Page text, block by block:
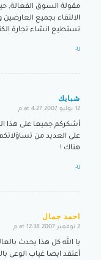
مقولة السوق الفعالة,
الالتقاء بجميع
تستطيع انشاء تجارة
رد
شبايك
says:
12 يوليو 2007 at 4:27 م
أشكركم جميعا على هذا
على العديد من
هناك !
رد
احمد جمال
says:
2 نوفمبر 2007 at 12:38 م
يا الله كل هذا يحدث
أعتقد ايضا غياب الوعى